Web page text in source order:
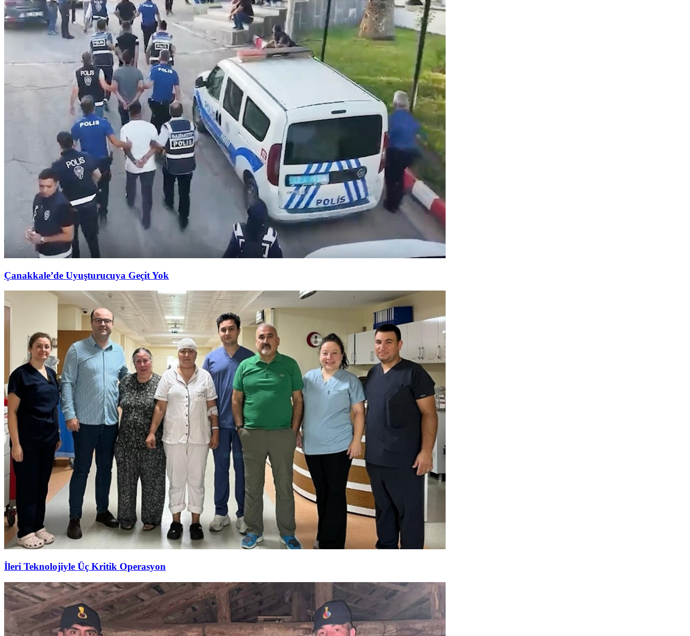
Çanakkale’de Uyuşturucuya Geçit Yok
İleri Teknolojiyle Üç Kritik Operasyon